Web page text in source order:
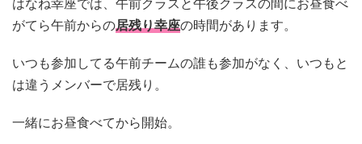
はなね幸座では、午前クラスと午後クラスの間にお昼食べ
がてら午前からの居残り幸座の時間があります。
いつも参加してる午前チームの誰も参加がなく、いつもと
は違うメンバーで居残り。
一緒にお昼食べてから開始。